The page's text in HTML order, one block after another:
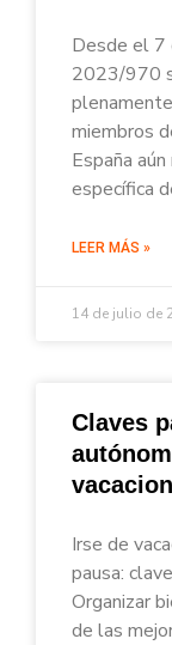
Desde el 7
2023/970
miembros
España
específica
LEER MÁS »
14 de julio de
Claves
Irse de
pausa:
Organizar
de las